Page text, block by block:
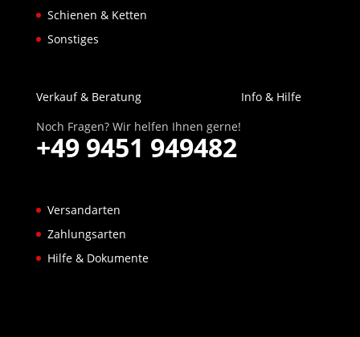
Schienen & Ketten
Sonstiges
Verkauf & Beratung
Noch Fragen? Wir helfen Ihnen gerne!
+49 9451 949482
Info & Hilfe
Versandarten
Zahlungsarten
Hilfe & Dokumente